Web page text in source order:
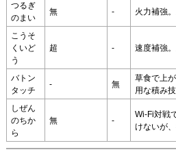
つるぎ
のまい
無 - 火力補強
こうそ
くいど
う
超 - 速度補強
バトン
タッチ
- 無
草食で上
用な積み
しぜん
のちか
ら
無 -
Wi-Fi対戦
けないが